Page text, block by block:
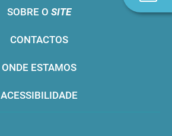
SOBRE O SITE
CONTACTOS
ONDE ESTAMOS
ACESSIBILIDADE